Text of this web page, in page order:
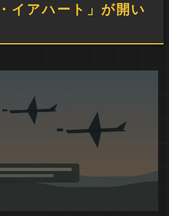
イアハート」が開い